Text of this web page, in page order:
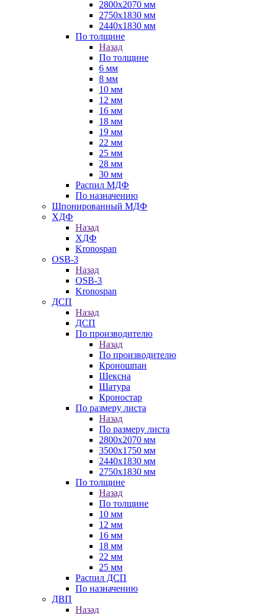
2800х2070 мм
2750х1830 мм
2440х1830 мм
По толщине
Назад
По толщине
6 мм
8 мм
10 мм
12 мм
16 мм
18 мм
19 мм
22 мм
25 мм
28 мм
30 мм
Распил МДФ
По назначению
Шпонированный МДФ
ХДФ
Назад
ХДФ
Kronospan
OSB-3
Назад
OSB-3
Kronospan
ДСП
Назад
ДСП
По производителю
Назад
По производителю
Кроношпан
Шексна
Шатура
Кроностар
По размеру листа
Назад
По размеру листа
2800х2070 мм
3500х1750 мм
2440х1830 мм
2750х1830 мм
По толщине
Назад
По толщине
10 мм
12 мм
16 мм
18 мм
22 мм
25 мм
Распил ДСП
По назначению
ДВП
Назад